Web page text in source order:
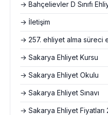
→ Bahçelievler D Sınıfı
→ İletişim
→ 257. ehliyet alma süreci
→ Sakarya Ehliyet Kursu
→ Sakarya Ehliyet Okulu
→ Sakarya Ehliyet Sınavı
→ Sakarya Ehliyet Fiyatları